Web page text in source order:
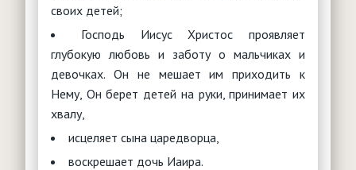
своих детей;
Господь Иисус Христос проявляет
глубокую любовь и заботу о мальчиках и
девочках. Он не мешает им приходить к
Нему, Он берет детей на руки, принимает их
хвалу,
исцеляет сына царедворца,
воскрешает дочь Иаира.